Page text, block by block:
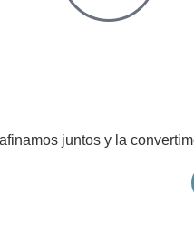
juntos y la